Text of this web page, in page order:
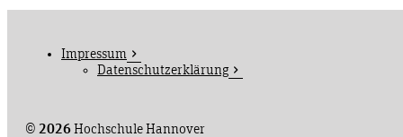
© 2026Hochschule Hannover
Impressum
Datenschutzerklärung